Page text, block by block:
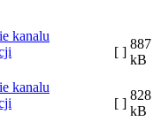
kanalu
[ ]
887
kB
kanalu
[ ]
828
kB